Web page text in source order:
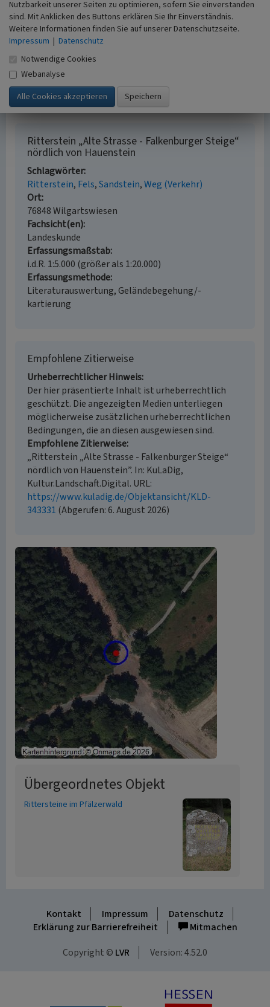
Literatur
Eitelmann, Walter; Kimmel, Ernst
(2005)
Rittersteine im Pfälzerwald. Eine steinerne
Geschichtsschreibung. S. 422. S. 167-170, Neustadt
an der Weinstraße (5. leicht überarbeitete Auflage
mit Wandervorschlägen).
Ritterstein „Alte Strasse - Falkenburger Steige“
nördlich von Hauenstein
Schlagwörter
Ritterstein Fels Sandstein Weg (Verkehr)
Ort
76848 Wilgartswiesen
Fachsicht(en)
Landeskunde
Erfassungsmaßstab
i.d.R. 1:5.000 (größer als 1:20.000)
Erfassungsmethode
Literaturauswertung, Geländebegehung/-
kartierung
Empfohlene Zitierweise
Urheberrechtlicher Hinweis
Der hier präsentierte Inhalt ist urheberrechtlich
geschützt. Die angezeigten Medien unterliegen
möglicherweise zusätzlichen urheberrechtlichen
Bedingungen, die an diesen ausgewiesen sind.
Empfohlene Zitierweise
„Ritterstein „Alte Strasse - Falkenburger Steige“
nördlich von Hauenstein”. In: KuLaDig,
Kultur.Landschaft.Digital. URL:
https://www.kuladig.de/Objektansicht/KLD-
343331 (Abgerufen: 6. August 2026)
Übergeordnetes Objekt
Rittersteine im Pfälzerwald
Kontakt Impressum
Datenschutz
Erklärung zur Barrierefreiheit
Mitmachen
Copyright © LVR Version: 4.52.0
Nutzbarkeit unserer Seiten zu optimieren, sofern Sie einverstanden
sind. Mit Anklicken des Buttons erklären Sie Ihr Einverständnis.
Weitere Informationen finden Sie auf unserer Datenschutzseite.
Impressum | Datenschutz
Notwendige Cookies
Webanalyse